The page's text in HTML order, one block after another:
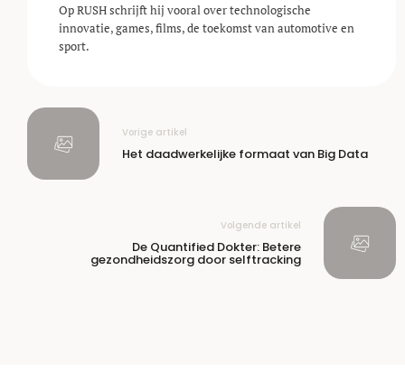
Op RUSH schrijft hij vooral over technologische
innovatie, games, films, de toekomst van automotive en
sport.
Vorige artikel
Het daadwerkelijke formaat van Big Data
Volgende artikel
De Quantified Dokter: Betere
gezondheidszorg door selftracking